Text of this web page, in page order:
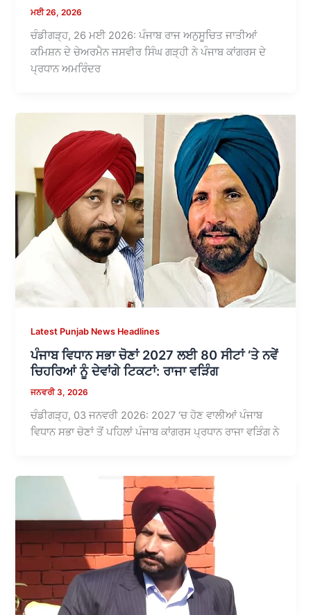
ਮਈ 26, 2026
ਚੰਡੀਗੜ੍ਹ, 26 ਮਈ 2026: ਪੰਜਾਬ ਰਾਜ ਅਨੁਸੂਚਿਤ ਜਾਤੀਆਂ
ਕਮਿਸ਼ਨ ਦੇ ਚੇਅਰਮੈਨ ਜਸਵੀਰ ਸਿੰਘ ਗੜ੍ਹੀ ਨੇ ਪੰਜਾਬ ਕਾਂਗਰਸ ਦੇ
ਪ੍ਰਧਾਨ ਅਮਰਿੰਦਰ
Latest Punjab News Headlines
ਪੰਜਾਬ ਵਿਧਾਨ ਸਭਾ ਚੋਣਾਂ 2027 ਲਈ 80 ਸੀਟਾਂ ‘ਤੇ ਨਵੇਂ
ਚਿਹਰਿਆਂ ਨੂੰ ਦੇਵਾਂਗੇ ਟਿਕਟਾਂ: ਰਾਜਾ ਵੜਿੰਗ
ਜਨਵਰੀ 3, 2026
ਚੰਡੀਗੜ੍ਹ, 03 ਜਨਵਰੀ 2026: 2027 ‘ਚ ਹੋਣ ਵਾਲੀਆਂ ਪੰਜਾਬ
ਵਿਧਾਨ ਸਭਾ ਚੋਣਾਂ ਤੋਂ ਪਹਿਲਾਂ ਪੰਜਾਬ ਕਾਂਗਰਸ ਪ੍ਰਧਾਨ ਰਾਜਾ ਵੜਿੰਗ ਨੇ